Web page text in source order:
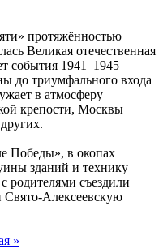
протяжённостью
Великая отечественная
события 1941–1945
до триумфального входа
в атмосферу
крепости, Москвы
Победы», в окопах
зданий и технику
родителями съездили
Алексеевскую
»